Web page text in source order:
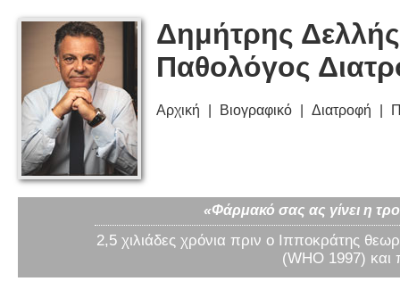
Δημήτρης
Παθολόγος
Αρχική Βιογραφικό Διατροφή
«Φάρμακό σας ας γίνει η
2,5 χιλιάδες χρόνια πριν ο Ιπποκράτης
(WHO 1997) και